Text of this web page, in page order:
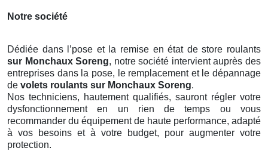
Notre société
Dédiée dans l’pose et la remise en état de store roulants
sur Monchaux Soreng, notre société intervient auprès des
entreprises dans la pose, le remplacement et le dépannage
de volets roulants sur Monchaux Soreng.
Nos techniciens, hautement qualifiés, sauront régler votre
dysfonctionnement en un rien de temps ou vous
recommander du équipement de haute performance, adapté
à vos besoins et à votre budget, pour augmenter votre
protection.